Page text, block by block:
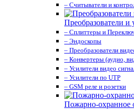
– Считыватели и
Преобразователи и
– Сплиттеры и
– Эндоскопы
– Преобразователи
– Конвертеры (аудио,
– Усилители видео
– Усилители по UTP
– GSM реле и розетки
Пожарно-охранное